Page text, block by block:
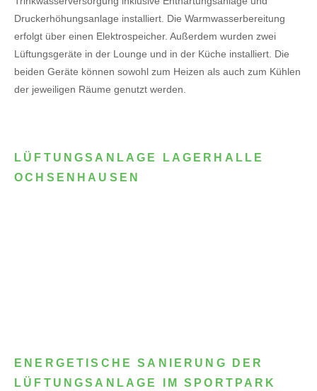
Druckerhöhungsanlage installiert. Die Warmwasserbereitung
erfolgt über einen Elektrospeicher. Außerdem wurden zwei
Lüftungsgeräte in der Lounge und in der Küche installiert. Die
beiden Geräte können sowohl zum Heizen als auch zum Kühlen
der jeweiligen Räume genutzt werden.
LÜFTUNGSANLAGE LAGERHALLE
OCHSENHAUSEN
ENERGETISCHE SANIERUNG DER
LÜFTUNGSANLAGE IM SPORTPARK